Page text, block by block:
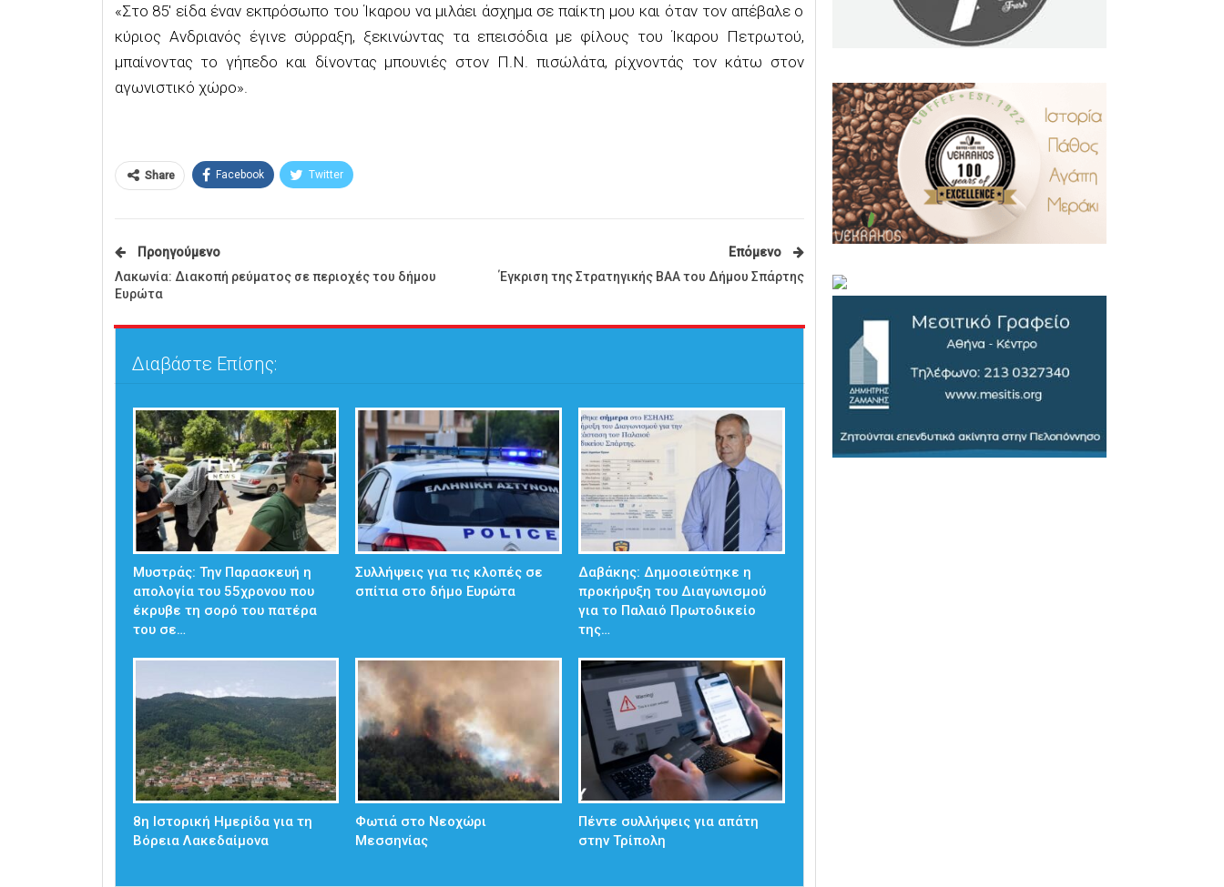
«Στο 85′ είδα έναν εκπρόσωπο του Ίκαρου να μιλάει άσχημα σε παίκτη μου και όταν τον απέβαλε ο
κύριος Ανδριανός έγινε σύρραξη, ξεκινώντας τα επεισόδια με φίλους του Ίκαρου Πετρωτού,
μπαίνοντας το γήπεδο και δίνοντας μπουνιές στον Π.Ν. πισώλάτα, ρίχνοντάς τον κάτω στον
αγωνιστικό χώρο».
Share Facebook Twitter
Προηγούμενο
Λακωνία: Διακοπή ρεύματος σε περιοχές του δήμου
Ευρώτα
Επόμενο
Έγκριση της Στρατηγικής ΒΑΑ του Δήμου Σπάρτης
Διαβάστε Επίσης:
Μυστράς: Την Παρασκευή η
απολογία του 55χρονου που
έκρυβε τη σορό του πατέρα
του σε…
Συλλήψεις για τις κλοπές σε
σπίτια στο δήμο Ευρώτα
Δαβάκης: Δημοσιεύτηκε η
προκήρυξη του Διαγωνισμού
για το Παλαιό Πρωτοδικείο
της…
8η Ιστορική Ημερίδα για τη
Βόρεια Λακεδαίμονα
Φωτιά στο Νεοχώρι
Μεσσηνίας
Πέντε συλλήψεις για απάτη
στην Τρίπολη